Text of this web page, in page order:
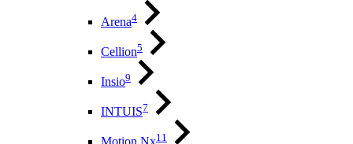
Arena4
Cellion5
Insio9
INTUIS7
11